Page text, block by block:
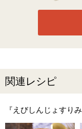
関連レシピ
『えびしんじょすり